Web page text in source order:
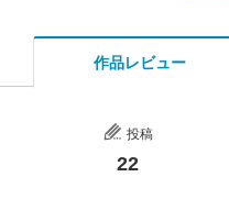
作品レビュー
投稿
22